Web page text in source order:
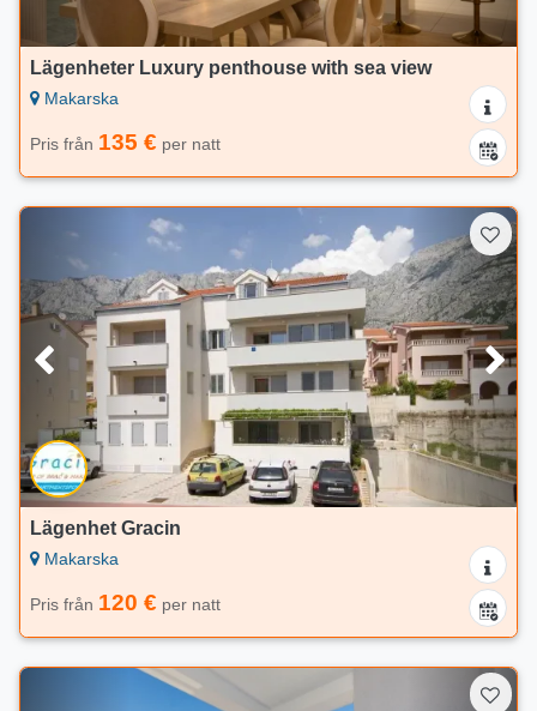
Lägenheter Luxury penthouse with sea view
Makarska
Pris från 135 € per natt
Lägenhet Gracin
Makarska
Pris från 120 € per natt